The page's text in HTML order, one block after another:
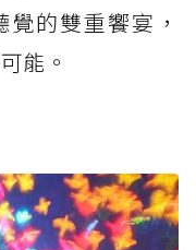
的雙重饗宴，
能。